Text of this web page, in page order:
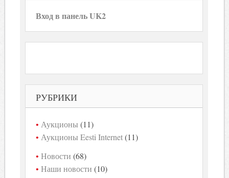
Вход в панель UK2
РУБРИКИ
Аукционы (11)
Аукционы Eesti Internet(11)
Новости (68)
Наши новости (10)